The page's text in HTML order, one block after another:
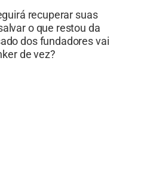
recuperar suas
o que restou da
dos fundadores vai
de vez?